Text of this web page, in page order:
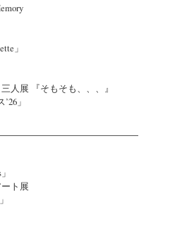
」
人展 『そもそも、、、』
」
ト展